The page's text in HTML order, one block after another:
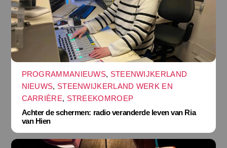
PROGRAMMANIEUWS, STEENWIJKERLAND
NIEUWS, STEENWIJKERLAND WERK EN
CARRIÈRE, STREEKOMROEP
Achter de schermen: radio veranderde leven van Ria
van Hien